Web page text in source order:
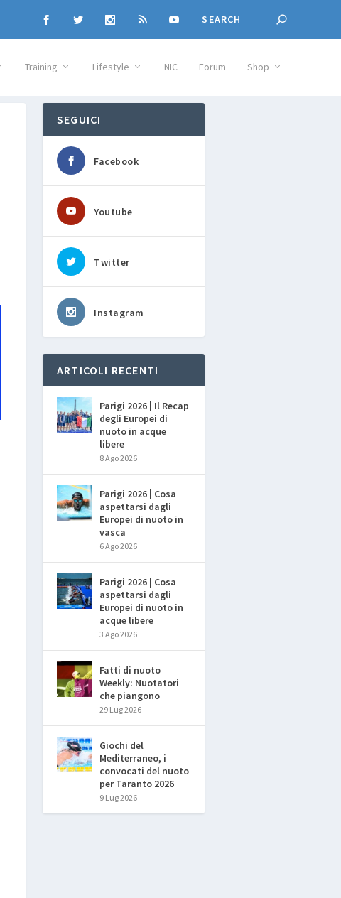
Training Lifestyle NIC Forum Shop
SEGUICI
Facebook
Youtube
Twitter
Instagram
ARTICOLI RECENTI
Parigi 2026 | Il Recap
degli Europei di
nuoto in acque
libere
8 Ago 2026
Parigi 2026 | Cosa
aspettarsi dagli
Europei di nuoto in
vasca
6 Ago 2026
Parigi 2026 | Cosa
aspettarsi dagli
Europei di nuoto in
acque libere
3 Ago 2026
Fatti di nuoto
Weekly: Nuotatori
che piangono
29 Lug 2026
Giochi del
Mediterraneo, i
convocati del nuoto
per Taranto 2026
9 Lug 2026